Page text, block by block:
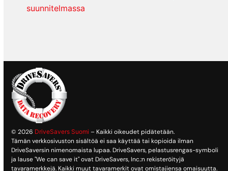
suunnitelmassa
© 2026 DriveSavers Suomi – Kaikki oikeudet pidätetään.
Tämän verkkosivuston sisältöä ei saa käyttää tai kopioida ilman
DriveSaversin nimenomaista lupaa. DriveSavers, pelastusrengas-symboli
ja lause "We can save it" ovat DriveSavers, Inc.:n rekisteröityjä
tavaramerkkejä. Kaikki muut tavaramerkit ovat omistajiensa omaisuutta.